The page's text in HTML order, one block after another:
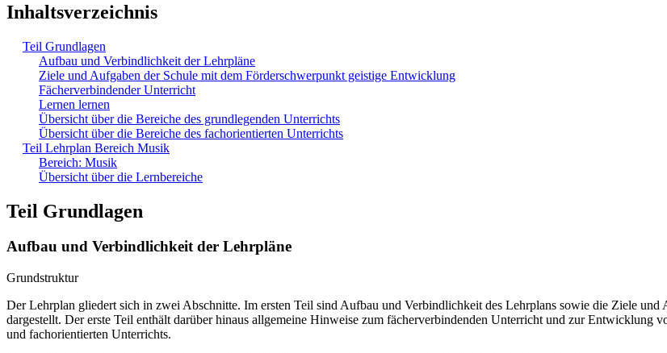
Inhaltsverzeichnis
Teil Grundlagen
Aufbau und Verbindlichkeit der Lehrpläne
Ziele und Aufgaben der Schule mit dem Förderschwerpunkt geistige Entwicklung
Fächerverbindender Unterricht
Lernen lernen
Übersicht über die Bereiche des grundlegenden Unterrichts
Übersicht über die Bereiche des fachorientierten Unterrichts
Teil Lehrplan Bereich Musik
Bereich: Musik
Übersicht über die Lernbereiche
Teil Grundlagen
Aufbau und Verbindlichkeit der Lehrpläne
Grundstruktur
Der Lehrplan gliedert sich in zwei Abschnitte. Im ersten Teil sind Aufbau und Verbindlichkeit des Lehrplans sowie die Ziele
dargestellt. Der erste Teil enthält darüber hinaus allgemeine Hinweise zum fächerverbindenden Unterricht und zur Entwicklung
und fachorientierten Unterrichts.